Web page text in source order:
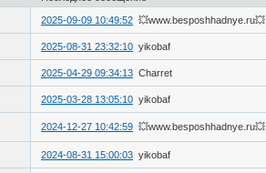
2025-09-09 10:49:52 💥www.besposhhadnye.ru💥
2025-08-31 23:32:10 yikobaf
2025-04-29 09:34:13 Charret
2025-03-28 13:05:10 yikobaf
2024-12-27 10:42:59 💥www.besposhhadnye.ru💥
2024-08-31 15:00:03 yikobaf